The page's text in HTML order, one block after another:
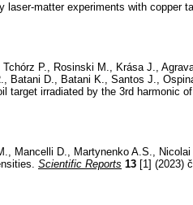
laser-matter experiments with copper
P., Rosinski M., Krása J.,
D., Batani K., Santos J.,
irradiated by the 3rd harmonic
Mancelli D., Martynenko A.S.,
Scientific Reports 13 [1] (2023)